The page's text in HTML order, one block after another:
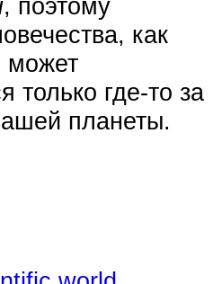
, поэтому
как
может
только где-то за
планеты.